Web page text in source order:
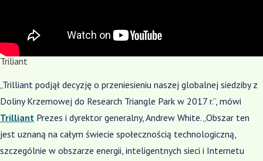
Triliant
„Trilliant podjął decyzję o przeniesieniu naszej globalnej siedziby z
Doliny Krzemowej do Research Triangle Park w 2017 r.”, mówi
Trilliant Prezes i dyrektor generalny, Andrew White. „Obszar ten
jest uznaną na całym świecie społecznością technologiczną,
szczególnie w obszarze energii, inteligentnych sieci i Internetu